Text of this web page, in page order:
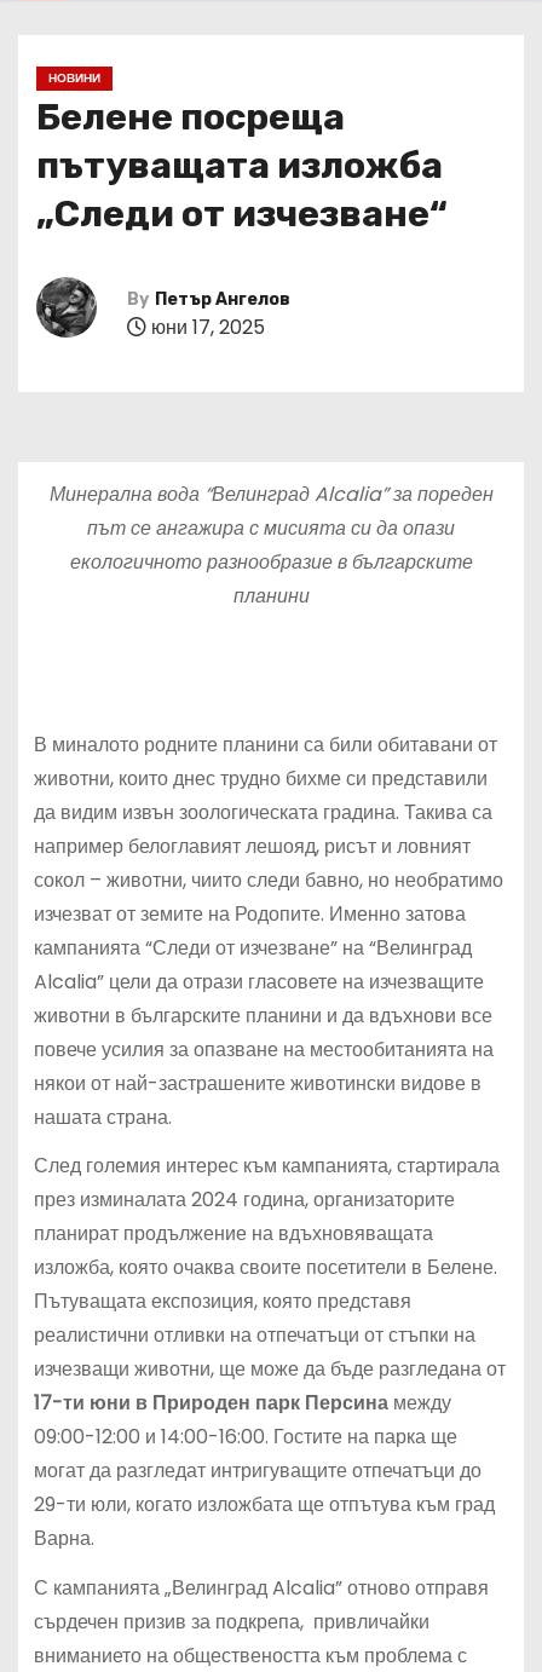
НОВИНИ
Белене посреща
пътуващата изложба
„Следи от изчезване“
By Петър Ангелов
юни 17, 2025
Минерална вода “Велинград Alcalia” за пореден
път се ангажира с мисията си да опази
екологичното разнообразие в българските
планини
В миналото родните планини са били обитавани от
животни, които днес трудно бихме си представили
да видим извън зоологическата градина. Такива са
например белоглавият лешояд, рисът и ловният
сокол – животни, чиито следи бавно, но необратимо
изчезват от земите на Родопите. Именно затова
кампанията “Следи от изчезване” на “Велинград
Alcalia” цели да отрази гласовете на изчезващите
животни в българските планини и да вдъхнови все
повече усилия за опазване на местообитанията на
някои от най-застрашените животински видове в
нашата страна.
След големия интерес към кампанията, стартирала
през изминалата 2024 година, организаторите
планират продължение на вдъхновяващата
изложба, която очаква своите посетители в Белене.
Пътуващата експозиция, която представя
реалистични отливки на отпечатъци от стъпки на
изчезващи животни, ще може да бъде разгледана от
17-ти юни в Природен парк Персина между
09:00-12:00 и 14:00-16:00. Гостите на парка ще
могат да разгледат интригуващите отпечатъци до
29-ти юли, когато изложбата ще отпътува към град
Варна.
С кампанията „Велинград Alcalia” отново отправя
сърдечен призив за подкрепа, привличайки
вниманието на обществеността към проблема с